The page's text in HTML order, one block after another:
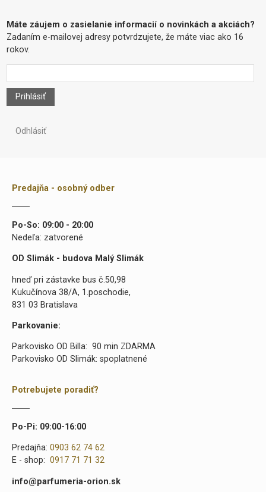
Máte záujem o zasielanie informacií o novinkách a akciách?
Zadaním e-mailovej adresy potvrdzujete, že máte viac ako 16
rokov.
Prihlásiť
Odhlásiť
Predajňa - osobný odber
Po-So: 09:00 - 20:00
Nedeľa: zatvorené
OD Slimák - budova Malý Slimák
hneď pri zástavke bus č.50,98
Kukučínova 38/A, 1.poschodie,
831 03 Bratislava
Parkovanie:
Parkovisko OD Billa: 90 min ZDARMA
Parkovisko OD Slimák: spoplatnené
Potrebujete poradiť?
Po-Pi: 09:00-16:00
Predajňa: 0903 62 74 62
E - shop: 0917 71 71 32
info@parfumeria-orion.sk